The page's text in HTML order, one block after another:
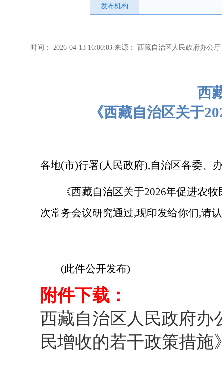
发布机构
时间： 2026-04-13 16:00:03 来源： 西藏自治区人民政府办公厅
西
《西藏自治区关于
各地(市)行署(人民政府),自治区各委、
《西藏自治区关于2026年促进农
次常务会议研究通过,现印发给你们,请
(此件公开发布)
附件下载：
西藏自治区人民政府办
民增收的若干政策措施